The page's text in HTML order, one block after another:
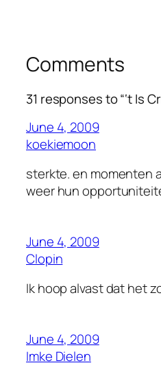
Comments
31 responses to “‘t Is
June 4, 2009
koekiemoon
sterkte. en momenten
weer hun
June 4, 2009
Clopin
Ik hoop alvast dat het
June 4, 2009
Imke Dielen